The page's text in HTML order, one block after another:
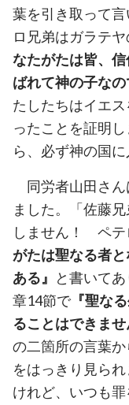
葉を引き取って
ロ兄弟はガラテ
なたがたは皆、信
ばれて神の子なの
たしたちはイエ
ったことを証明
ら、必ず神の国
同労者山田さ
ました。「佐藤
しません！ ペテ
がたは聖なる者
ある』 と書いて
章14節で『聖な
ることはできませ
の二箇所の言葉
をはっきり見ら
けれど、いつも